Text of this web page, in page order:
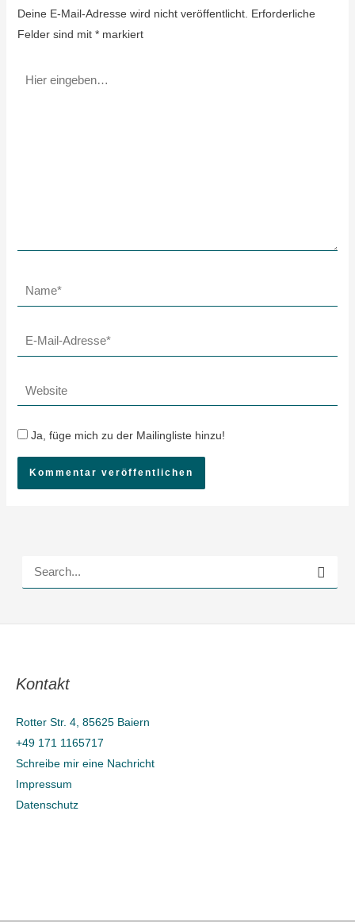
Deine E-Mail-Adresse wird nicht veröffentlicht. Erforderliche
Felder sind mit *markiert
Name*
E-
Mail-
Website
Ja, füge mich zu der Mailingliste hinzu!
c
n
a
c
h
:
Kontakt
Rotter Str. 4, 85625 Baiern
+49 171 1165717
Schreibe mir eine Nachricht
Impressum
Datenschutz